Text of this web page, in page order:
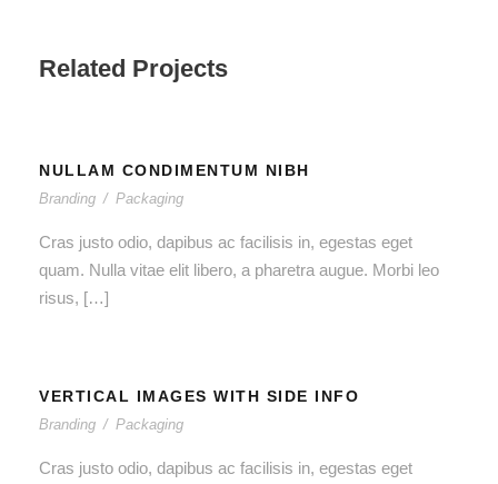
Related Projects
NULLAM CONDIMENTUM NIBH
Branding / Packaging
Cras justo odio, dapibus ac facilisis in, egestas eget
quam. Nulla vitae elit libero, a pharetra augue. Morbi leo
risus, […]
VERTICAL IMAGES WITH SIDE INFO
Branding / Packaging
Cras justo odio, dapibus ac facilisis in, egestas eget